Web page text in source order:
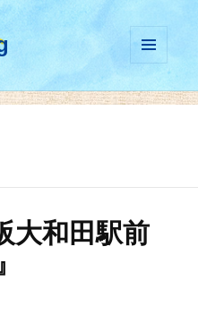
ィジェ
大和田駅前